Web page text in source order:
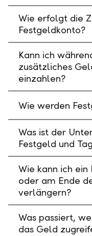
Wie erfolgt die
Festgeldkonto?
Kann ich
zusätzliches
einzahlen?
Wie werden
Was ist der
Festgeld und
Wie kann ich
oder am Ende
verlängern?
Was passiert,
das Geld